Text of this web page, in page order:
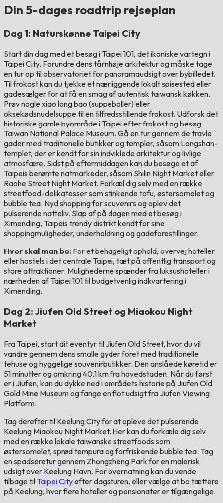
Din 5-dages roadtrip rejseplan
Dag 1: Naturskønne Taipei City
Start din dag med et besøg i Taipei 101, det ikoniske vartegn i
Taipei City. Forundre dens tårnhøje arkitektur og måske tage
en tur op til observatoriet for panoramaudsigt over bybilledet.
Til frokost kan du tjekke et nærliggende lokalt spisested eller
gadesælger for at få en smag af autentisk taiwansk køkken.
Prøv nogle xiao long bao (suppeboller) eller
oksekødsnudelsuppe til en tilfredsstillende frokost. Udforsk det
historiske gamle byområde i Taipei efter frokost og besøg
Taiwan National Palace Museum. Gå en tur gennem de travle
gader med traditionelle butikker og templer, såsom Longshan-
templet, der er kendt for sin indviklede arkitektur og livlige
atmosfære. Sidst på eftermiddagen kan du besøge et af
Taipeis berømte natmarkeder, såsom Shilin Night Market eller
Raohe Street Night Market. Forkæl dig selv med en række
streetfood-delikatesser som stinkende tofu, østersomelet og
bubble tea. Nyd shopping for souvenirs og oplev det
pulserende natteliv. Slap af på dagen med et besøg i
Ximending, Taipeis trendy distrikt kendt for sine
shoppingmuligheder, underholdning og gadeforestillinger.
Hvor skal man bo: For et behageligt ophold, overvej hoteller
eller hostels i det centrale Taipei, tæt på offentlig transport og
store attraktioner. Mulighederne spænder fra luksushoteller i
nærheden af ​​Taipei 101 til budgetvenlig indkvartering i
Ximending.
Dag 2: Jiufen Old Street og Miaokou Night
Market
Fra Taipei, start dit eventyr til Jiufen Old Street, hvor du vil
vandre gennem dens smalle gyder foret med traditionelle
tehuse og hyggelige souvenirbutikker. Den anslåede køretid er
51 minutter og omkring 40,1 km fra hovedstaden. Når du først
er i Jiufen, kan du dykke ned i områdets historie på Jiufen Old
Gold Mine Museum og fange en flot udsigt fra Jiufen Viewing
Platform.
Tag derefter til Keelung City for at opleve det pulserende
Keelung Miaokou Night Market. Her kan du forkæle dig selv
med en række lokale taiwanske streetfoods som
østersomelet, sprød tempura og forfriskende bubble tea. Tag
en spadseretur gennem Zhongzheng Park for en malerisk
udsigt over Keelung Havn. For overnatning kan du vende
tilbage til Taipei Cityefter dagsturen, eller vælge at bo tættere
på Keelung, hvor flere hoteller og pensionater er tilgængelige.